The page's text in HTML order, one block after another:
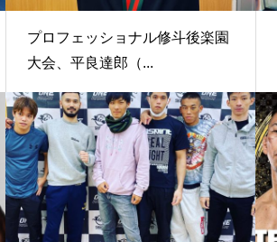
プロフェッショナル修斗後楽園
大会、平良達郎（...